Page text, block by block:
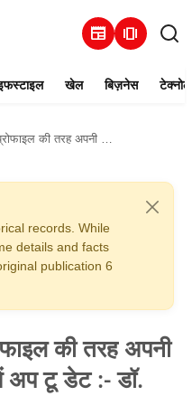
newspaper amp_stories
खेल बिज़नेस
फिटनेस को भी रखें अप टू डेट :- डॉ. ज्योति
records. While
details and facts
publication 6
की तरह अपनी
अप टू डेट :- डॉ.